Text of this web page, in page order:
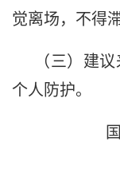
觉离场，不得
（三）建
个人防护。